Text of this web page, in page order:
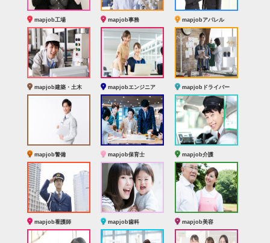
mapjob工場 mapjob事務 mapjobアパレル
mapjob建築・土木 mapjobエンジニア mapjobドライバー
mapjob警備 mapjob保育士 mapjob介護
mapjob看護師 mapjob歯科 mapjob美容